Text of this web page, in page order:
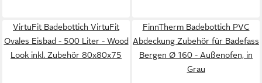
VirtuFit Badebottich VirtuFit
Ovales Eisbad - 500 Liter - Wood
Look inkl. Zubehör 80x80x75
FinnTherm Badebottich PVC
Abdeckung Zubehör für Badefass
Bergen Ø 160 - Außenofen, in
Grau